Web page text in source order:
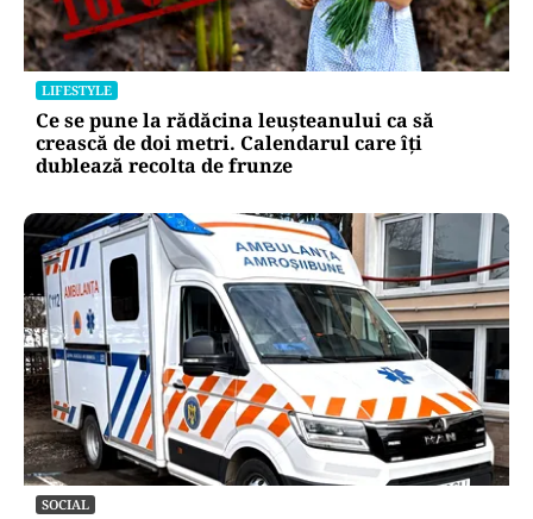
LIFESTYLE
Ce se pune la rădăcina leușteanului ca să
crească de doi metri. Calendarul care îți
dublează recolta de frunze
SOCIAL